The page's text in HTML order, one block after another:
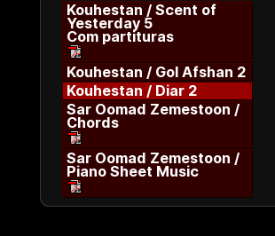
Kouhestan / Scent of
Yesterday 5
Com partituras
Kouhestan / Gol Afshan 2
Kouhestan / Diar 2
Sar Oomad Zemestoon /
Chords
Sar Oomad Zemestoon /
Piano Sheet Music